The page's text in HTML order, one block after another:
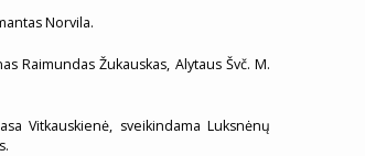
Norvila.
Raimundas Žukauskas, Alytaus Švč. M.
Vitkauskienė, sveikindama Luksnėnų